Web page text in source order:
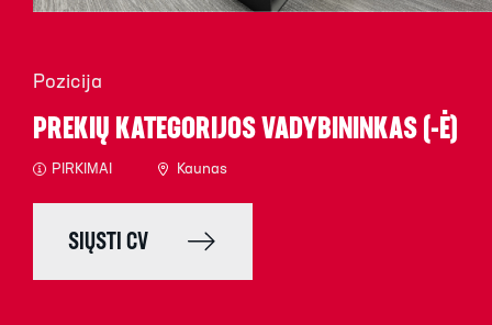
Pozicija
PREKIŲ KATEGORIJOS VADYBININKAS (-Ė)
PIRKIMAI Kaunas
SIŲSTI CV